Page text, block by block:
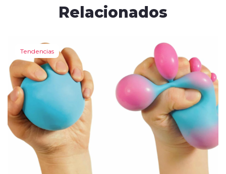
Relacionados
Tendencias